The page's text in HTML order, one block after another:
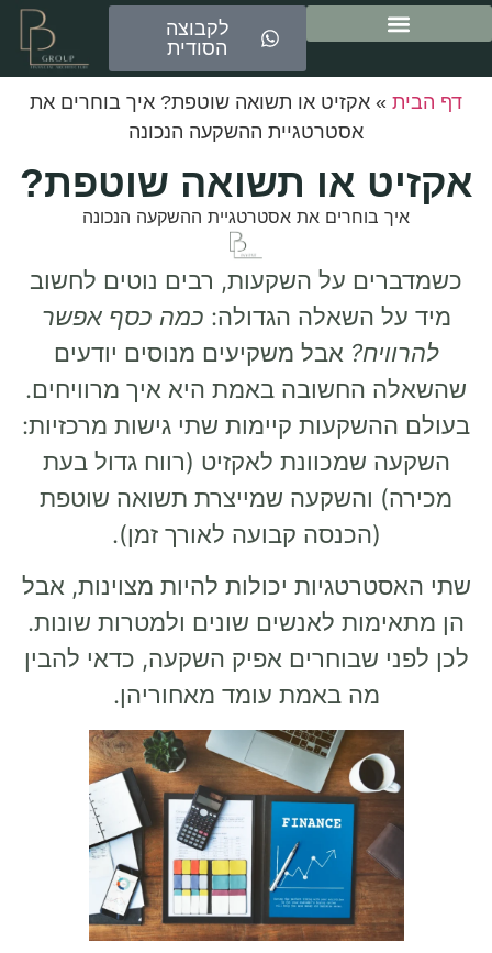
לקבוצה
הסודית
דף הבית » אקזיט או תשואה שוטפת? איך בוחרים את
אסטרטגיית ההשקעה הנכונה
אקזיט או תשואה שוטפת?
איך בוחרים את אסטרטגיית ההשקעה הנכונה
כשמדברים על השקעות, רבים נוטים לחשוב
מיד על השאלה הגדולה: כמה כסף אפשר
להרוויח? אבל משקיעים מנוסים יודעים
שהשאלה החשובה באמת היא איך מרוויחים.
בעולם ההשקעות קיימות שתי גישות מרכזיות:
השקעה שמכוונת לאקזיט (רווח גדול בעת
מכירה) והשקעה שמייצרת תשואה שוטפת
(הכנסה קבועה לאורך זמן).
שתי האסטרטגיות יכולות להיות מצוינות, אבל
הן מתאימות לאנשים שונים ולמטרות שונות.
לכן לפני שבוחרים אפיק השקעה, כדאי להבין
מה באמת עומד מאחוריהן.